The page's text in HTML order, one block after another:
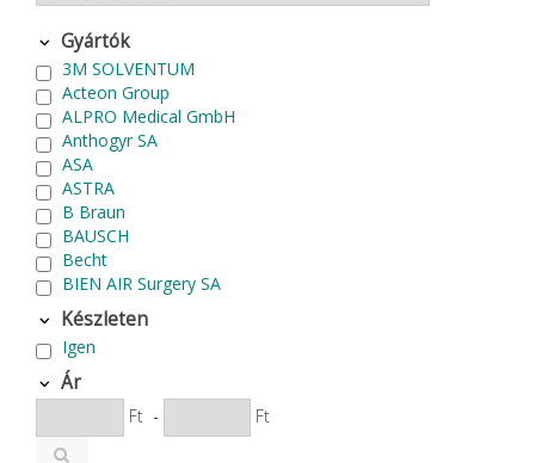
Gyártók
3M SOLVENTUM
Acteon Group
ALPRO Medical GmbH
Anthogyr SA
ASA
ASTRA
B Braun
BAUSCH
Becht
BIEN AIR Surgery SA
Bode Chemie
Cardex
Carlo de Giorgi srl
CATTANI SpA
CAVEX
Cefla S.C.
CEMM Dental High Tech Ltd.
Készleten
Igen
Ár
Ft - Ft